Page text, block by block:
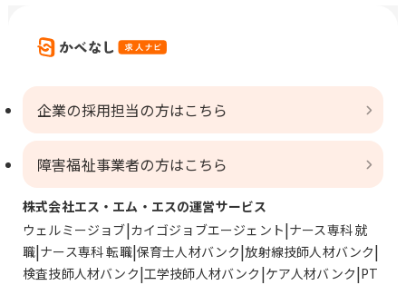
企業の採用担当の方はこちら
障害福祉事業者の方はこちら
株式会社エス・エム・エスの運営サービス
ウェルミージョブ カイゴジョブエージェント ナース専科 就
職 ナース専科 転職 保育士人材バンク 放射線技師人材バンク
検査技師人材バンク 工学技師人材バンク ケア人材バンク PT